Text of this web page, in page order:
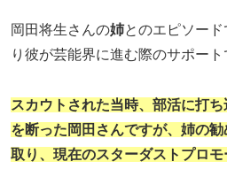
岡田将生さんの姉とのエピソー
り彼が芸能界に進む際のサポート
スカウトされた当時、部活に打
を断った岡田さんですが、姉の
取り、現在のスターダストプロ